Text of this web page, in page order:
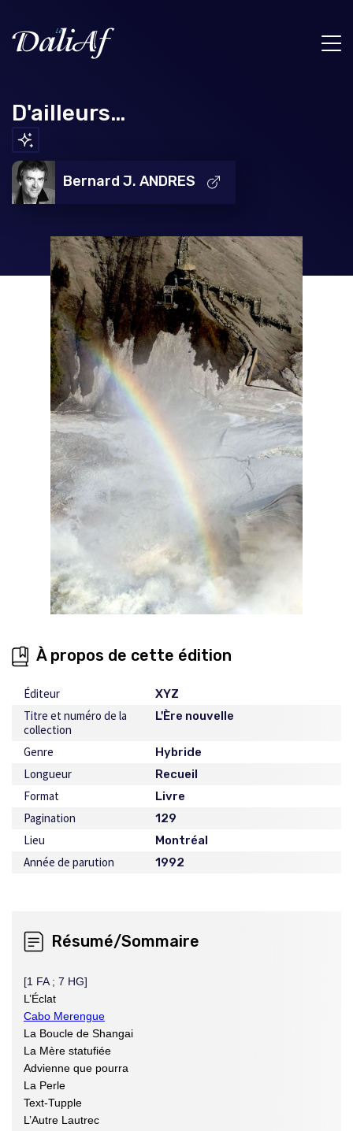
D'ailleurs…
Bernard J. ANDRES
À propos de cette édition
Éditeur XYZ
Titre et numéro de la
collection
L'Ère nouvelle
Genre Hybride
Longueur Recueil
Format Livre
Pagination 129
Lieu Montréal
Année de parution 1992
Résumé/Sommaire
[1 FA ; 7 HG]
L’Éclat
Cabo Merengue
La Boucle de Shangai
La Mère statufiée
Advienne que pourra
La Perle
Text-Tupple
L’Autre Lautrec